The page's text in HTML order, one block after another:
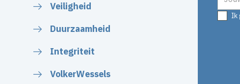
Veiligheid
Duurzaamheid
Integriteit
VolkerWessels
Ik